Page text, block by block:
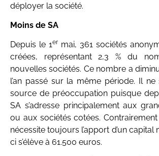
déployer la société.
Moins de SA
Depuis le 1er mai, 361 sociétés
créées, représentant 2,3 % du
nouvelles sociétés. Ce nombre a
l’an passé sur la même période. Il ne
source de préoccupation puisque
SA s’adresse principalement aux
ou aux sociétés cotées.
nécessite toujours l’apport d’un capital
ci s’élève à 61.500 euros.